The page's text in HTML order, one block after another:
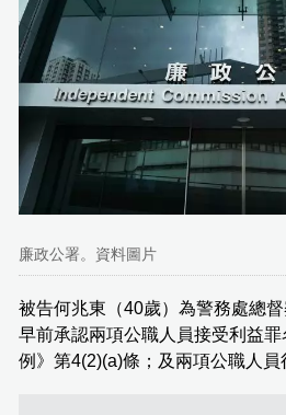
廉政公署。資料圖片
被告何兆東（40歲）為警務處總
早前承認兩項公職人員接受利益
例》第4(2)(a)條；及兩項公職人員